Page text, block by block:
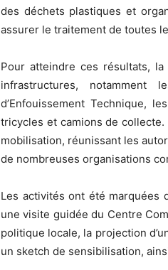
des déchets plastiques et
assurer le traitement de toutes
Pour atteindre ces résultats,
infrastructures, notamment
d’Enfouissement Technique,
tricycles et camions de
mobilisation, réunissant les
de nombreuses organisations
Les activités ont été marquées
une visite guidée du Centre
politique locale, la projection
un sketch de sensibilisation,